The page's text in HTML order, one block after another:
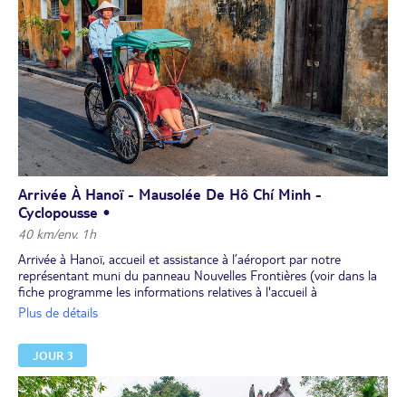
Arrivée À Hanoï - Mausolée De Hô Chí Minh -
Cyclopousse •
40 km/env. 1h
Arrivée à Hanoï, accueil et assistance à l’aéroport par notre
représentant muni du panneau Nouvelles Frontières (voir dans la
fiche programme les informations relatives à l'accueil à
l'aéroport).Transfert à Hanoï (chambre disponible à partir de 14h).
Déjeuner libre.
Découverte d'
Dinh, l’extérieur du
mausolée d'Hô Chí Minh , la pagode au Pilier
unique. Tour en cyclopoussedans les ruelles animées du vieux
Plus de détails
JOUR 3